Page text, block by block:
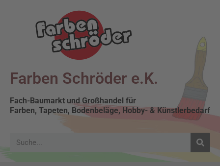
Farben Schröder e.K.
Fach-Baumarkt und Großhandel für
Farben, Tapeten, Bodenbeläge, Hobby- & Künstlerbedarf